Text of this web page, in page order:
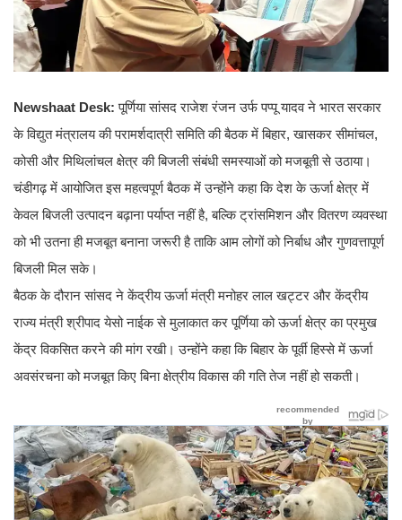
Newshaat Desk:पूर्णिया सांसद राजेश रंजन उर्फ पप्पू यादव ने भारत सरकार
के विद्युत मंत्रालय की परामर्शदात्री समिति की बैठक में बिहार, खासकर सीमांचल,
कोसी और मिथिलांचल क्षेत्र की बिजली संबंधी समस्याओं को मजबूती से उठाया।
चंडीगढ़ में आयोजित इस महत्वपूर्ण बैठक में उन्होंने कहा कि देश के ऊर्जा क्षेत्र में
केवल बिजली उत्पादन बढ़ाना पर्याप्त नहीं है, बल्कि ट्रांसमिशन और वितरण व्यवस्था
को भी उतना ही मजबूत बनाना जरूरी है ताकि आम लोगों को निर्बाध और गुणवत्तापूर्ण
बिजली मिल सके।
बैठक के दौरान सांसद ने केंद्रीय ऊर्जा मंत्री मनोहर लाल खट्टर और केंद्रीय
राज्य मंत्री श्रीपाद येसो नाईक से मुलाकात कर पूर्णिया को ऊर्जा क्षेत्र का प्रमुख
केंद्र विकसित करने की मांग रखी। उन्होंने कहा कि बिहार के पूर्वी हिस्से में ऊर्जा
अवसंरचना को मजबूत किए बिना क्षेत्रीय विकास की गति तेज नहीं हो सकती।